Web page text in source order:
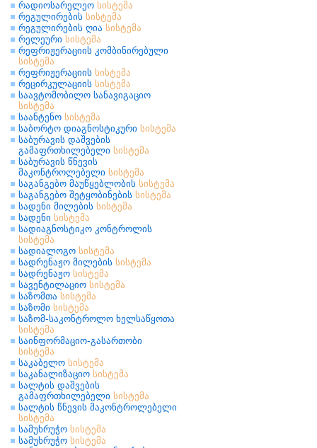
რადიოსარელეო სისტემა
რეგულირების სისტემა
რეგულირების ღია სისტემა
რელეური სისტემა
რეფრიჟერაციის კომბინირებული
სისტემა
რეფრიჟერაციის სისტემა
რეცირკულაციის სისტემა
საავტომობილო სანავიგაციო
სისტემა
საანტენო სისტემა
საბორტო დიაგნოსტიკური სისტემა
საბურავის დაშვების
გამაფრთხილებელი სისტემა
საბურავის წნევის
მაკონტროლებელი სისტემა
საგანგებო მაუწყებლობის სისტემა
საგანგებო შეტყობინების სისტემა
სადენი მილების სისტემა
სადენი სისტემა
სადიაგნოსტიკო კონტროლის
სისტემა
სადიალოგო სისტემა
სადრენაჟო მილების სისტემა
სადრენაჟო სისტემა
სავენტილაციო სისტემა
საზომთა სისტემა
საზომი სისტემა
საზომ-საკონტროლო ხელსაწყოთა
სისტემა
საინფორმაციო-გასართობი
სისტემა
საკაბელო სისტემა
საკანალიზაციო სისტემა
სალტის დაშვების
გამაფრთხილებელი სისტემა
სალტის წნევის მაკონტროლებელი
სისტემა
სამუხრუჭო სისტემა
სამუხრუჭო სისტემა